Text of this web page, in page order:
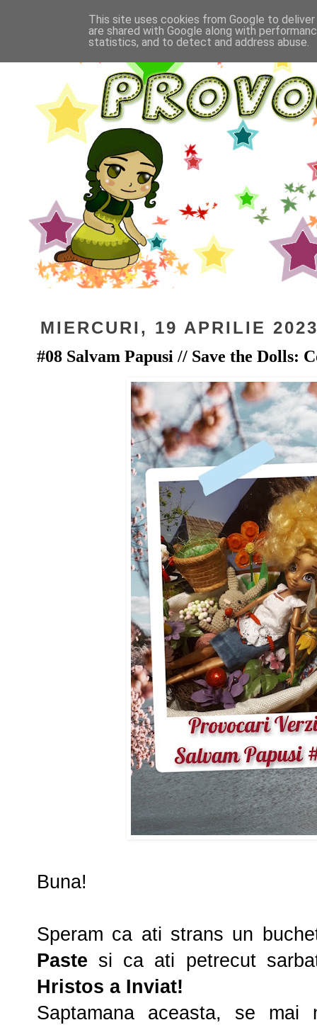
MIERCURI, 19 APRILIE
#08 Salvam Papusi // Save the Dolls:
Buna!
Speram ca ati strans un
Paste si ca ati petrecut
Hristos a Inviat!
Saptamana aceasta, se
This site uses cookies from Google to
are shared with Google along with
statistics, and to detect and address abuse.